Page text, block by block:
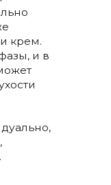
крем.
и в